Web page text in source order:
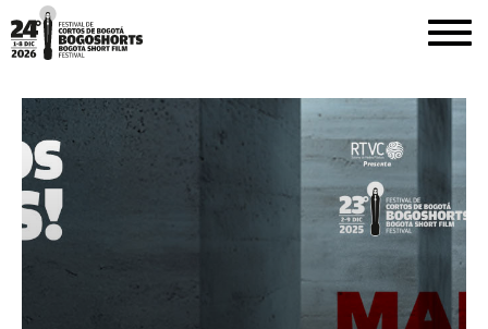
DEL 1 AL 8 DE DICIEMBRE DE 2026